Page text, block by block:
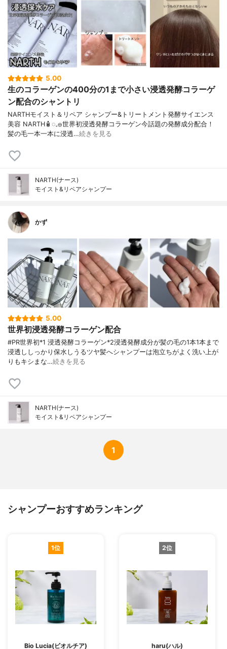
5.00
生のコラーゲンの400分の1まで小さい浸透発酵コラーゲ
ン配合のシャントリ
NARTHモイスト＆リペア シャンプー&トリートメント発酵サイエンス
美容 NARTH🧴‎◌𓈒𓐍世界初浸透発酵コラーゲン今話題の発酵成分配合！
髪の毛一本一本に浸透…続きを見る
NARTH(ナース)
モイスト&リペアシャンプー
かず
5.00
世界初浸透発酵コラーゲン配合
#PR⁡⁡⁡⁡世界初*1 浸透発酵コラーゲン*2浸透発酵成分が髪の毛の1本1本まで
浸透ししっかり保水しうるツヤ髪へ⁡シャンプーは泡立ちがよく洗い上が
りもキシまな…続きを見る
NARTH(ナース)
モイスト&リペアシャンプー
1
シャンプーおすすめランキング
1位
Bio Lucia(ビオルチア)
2位
haru(ハル)